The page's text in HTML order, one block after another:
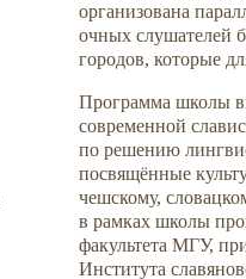
организована
очных слушателей
городов, которые
Программа школы
современной
по решению
посвящённые
чешскому,
в рамках школы
факультета МГУ,
Института